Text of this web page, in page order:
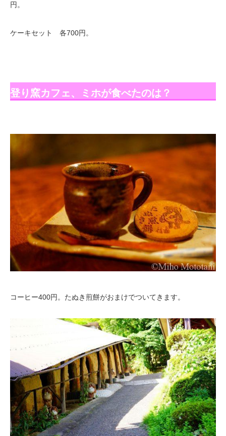
円。
ケーキセット 各700円。
登り窯カフェ、ミホが食べたのは？
コーヒー400円。たぬき煎餅がおまけでついてきます。